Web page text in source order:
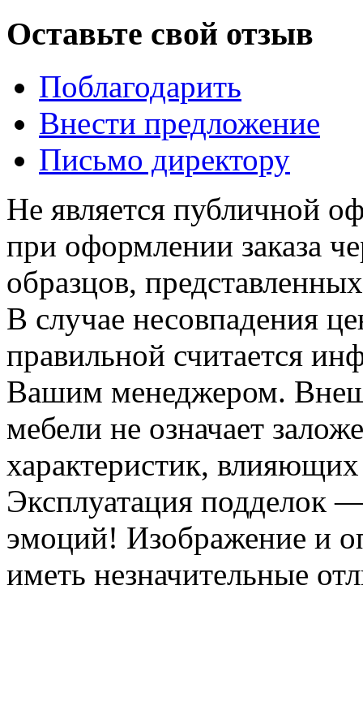
Оставьте свой отзыв
Поблагодарить
Внести предложение
Письмо директору
Не является публичной
при оформлении заказа
образцов,
В случае несовпадения
правильной считается
Вашим менеджером.
мебели не означает
характеристик, влияющих
Эксплуатация подделок
эмоций! Изображение и
иметь незначительные